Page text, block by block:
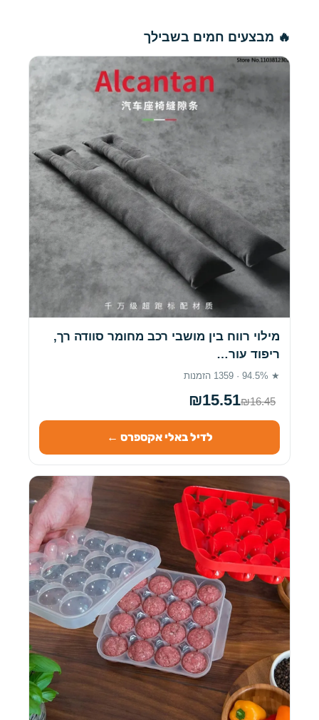
🔥 מבצעים חמים בשבילך
מילוי רווח בין מושבי רכב מחומר סוודה רך,
ריפוד עור…
★ 94.5% · 1359 הזמנות
₪15.51₪16.45
לדיל באלי אקספרס ←